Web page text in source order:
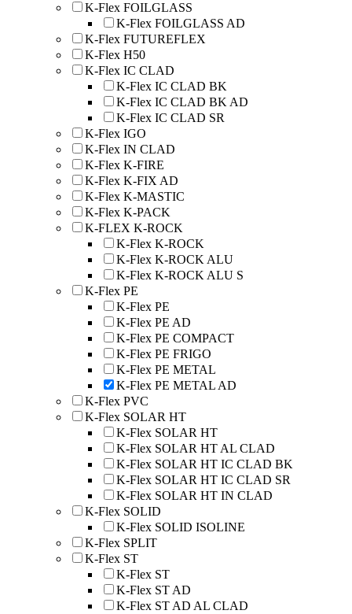
K-Flex FOILGLASS
K-Flex FOILGLASS AD
K-Flex FUTUREFLEX
K-Flex H50
K-Flex IC CLAD
K-Flex IC CLAD BK
K-Flex IC CLAD BK AD
K-Flex IC CLAD SR
K-Flex IGO
K-Flex IN CLAD
K-Flex K-FIRE
K-Flex K-FIX AD
K-Flex K-MASTIC
K-Flex K-PACK
K-FLEX K-ROCK
K-Flex K-ROCK
K-Flex K-ROCK ALU
K-Flex K-ROCK ALU S
K-Flex PE
K-Flex PE
K-Flex PE AD
K-Flex PE COMPACT
K-Flex PE FRIGO
K-Flex PE METAL
K-Flex PE METAL AD
K-Flex PVC
K-Flex SOLAR HT
K-Flex SOLAR HT
K-Flex SOLAR HT AL CLAD
K-Flex SOLAR HT IC CLAD BK
K-Flex SOLAR HT IC CLAD SR
K-Flex SOLAR HT IN CLAD
K-Flex SOLID
K-Flex SOLID ISOLINE
K-Flex SPLIT
K-Flex ST
K-Flex ST
K-Flex ST AD
K-Flex ST AD AL CLAD